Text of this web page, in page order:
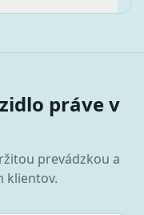
práve v
prevádzkou a
klientov.